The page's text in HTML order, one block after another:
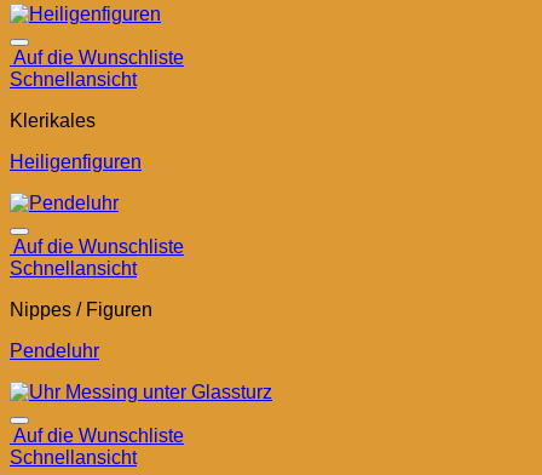
Auf die Wunschliste
Schnellansicht
Klerikales
Heiligenfiguren
Auf die Wunschliste
Schnellansicht
Nippes / Figuren
Pendeluhr
Auf die Wunschliste
Schnellansicht